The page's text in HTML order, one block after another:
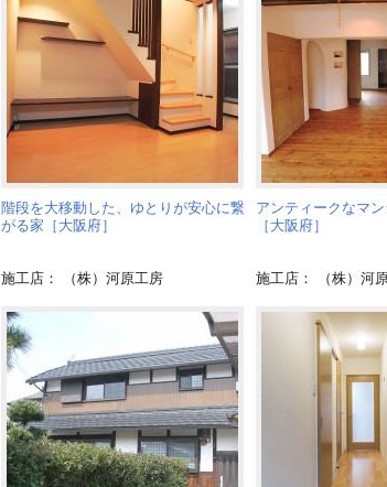
階段を大移動した、ゆとりが安心に繋
がる家［大阪府］
施工店： （株）河原工房
アンティークなマ
［大阪府］
施工店： （株）河